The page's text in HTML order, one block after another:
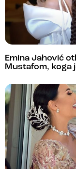
Emina Jahović
Mustafom, koga